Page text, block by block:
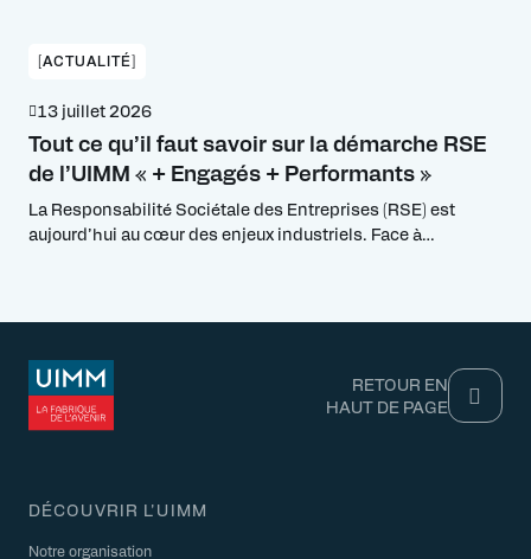
[ACTUALITÉ]
13 juillet 2026
Tout ce qu’il faut savoir sur la démarche RSE
de l’UIMM « + Engagés + Performants »
La Responsabilité Sociétale des Entreprises (RSE) est
aujourd’hui au cœur des enjeux industriels. Face à
permet non seulement de répondre aux exigences des
marchés […]
DÉCOUVRIR L'UIMM
Notre organisation
RETOUR EN
HAUT DE PAGE